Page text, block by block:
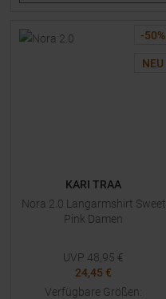
-50%
NEU
KARI TRAA
Nora 2.0 Langarmshirt Sweet
Pink Damen
UVP 48,95 €
24,45 €
Verfügbare Größen: